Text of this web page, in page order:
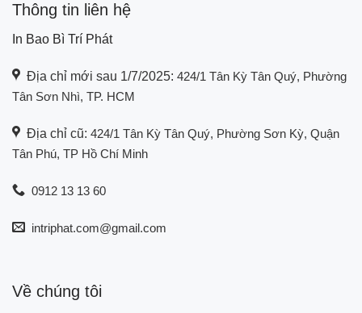
Thông tin liên hệ
In Bao Bì Trí Phát
Địa chỉ mới sau 1/7/2025: 424/1 Tân Kỳ Tân Quý, Phường
Tân Sơn Nhì, TP. HCM
Địa chỉ cũ: 424/1 Tân Kỳ Tân Quý, Phường Sơn Kỳ, Quận
Tân Phú, TP Hồ Chí Minh
0912 13 13 60
intriphat.com@gmail.com
Về chúng tôi